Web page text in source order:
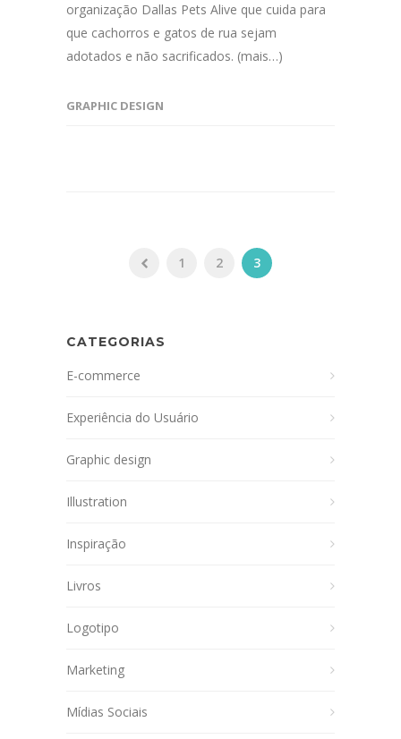
organização Dallas Pets Alive que cuida para
que cachorros e gatos de rua sejam
adotados e não sacrificados. (mais…)
GRAPHIC DESIGN
1 2 3
CATEGORIAS
E-commerce
Experiência do Usuário
Graphic design
Illustration
Inspiração
Livros
Logotipo
Marketing
Mídias Sociais